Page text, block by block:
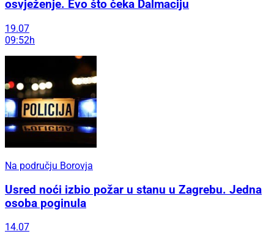
osvježenje. Evo što čeka Dalmaciju
19.07
09:52h
Na području Borovja
Usred noći izbio požar u stanu u Zagrebu. Jedna
osoba poginula
14.07